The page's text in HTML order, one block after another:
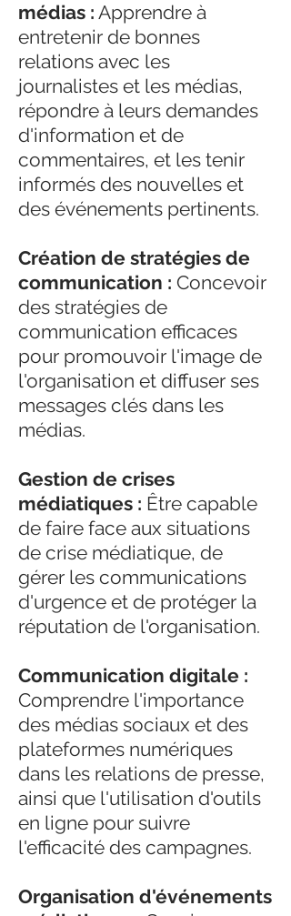
médias : Apprendre à
entretenir de bonnes
relations avec les
journalistes et les médias,
répondre à leurs demandes
d'information et de
commentaires, et les tenir
informés des nouvelles et
des événements pertinents.
Création de stratégies de
communication : Concevoir
des stratégies de
communication efficaces
pour promouvoir l'image de
l'organisation et diffuser ses
messages clés dans les
médias.
Gestion de crises
médiatiques : Être capable
de faire face aux situations
de crise médiatique, de
gérer les communications
d'urgence et de protéger la
réputation de l'organisation.
Communication digitale :
Comprendre l'importance
des médias sociaux et des
plateformes numériques
dans les relations de presse,
ainsi que l'utilisation d'outils
en ligne pour suivre
l'efficacité des campagnes.
Organisation d'événements